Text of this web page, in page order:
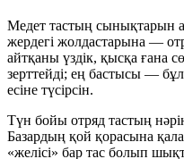
Медет тастың сынықтарын
жердегі жолдастарына —
айтқаны үздік, қысқа ғана
зерттейді; ең бастысы —
есіне түсірсін.
Түн бойы отряд тастың
Базардың қой қорасына
«желісі» бар тас болып